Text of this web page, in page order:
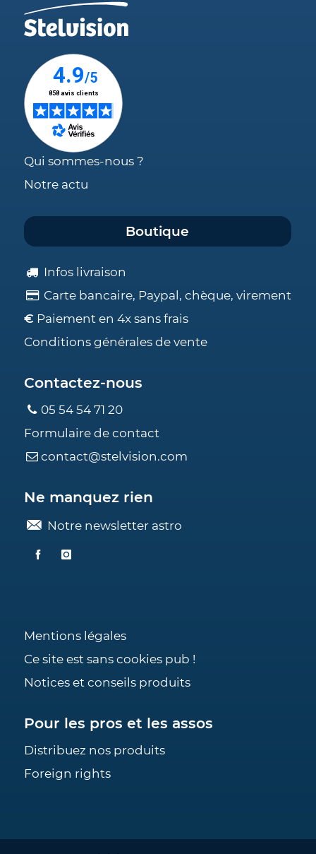
Qui sommes-nous ?
Notre actu
Boutique
Infos livraison
Carte bancaire, Paypal, chèque, virement
€ Paiement en 4x sans frais
Conditions générales de vente
Contactez-nous
05 54 54 71 20
Formulaire de contact
contact@stelvision.com
Ne manquez rien
Notre newsletter astro
Mentions légales
Ce site est sans cookies pub !
Notices et conseils produits
Pour les pros et les assos
Distribuez nos produits
Foreign rights